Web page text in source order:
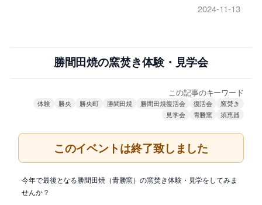
2024-11-13
勝間田焼の窯焚き体験・見学会
この記事のキーワード
体験 勝央 勝央町 勝間田焼 勝間田焼復活会 復活会
窯焚き
見学会
青勝窯 須恵器
このイベントは終了致しました
今年で最後となる勝間田焼（青勝窯）の窯焚き体験・見学をしてみま
せんか？